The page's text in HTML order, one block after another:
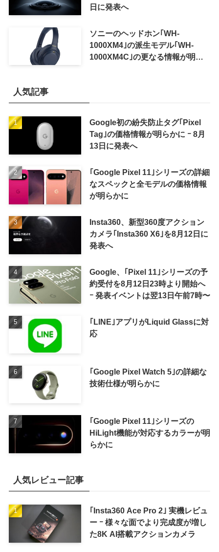
日に発表へ
ソニーのヘッドホン｢WH-
1000XM4｣の派生モデル｢WH-
1000XM4C｣の更なる情報が明ら
人気記事
Google初の紛失防止タグ｢Pixel
Tag｣の価格情報が明らかに ｰ 8月
13日に発表へ
｢Google Pixel 11｣シリーズの詳細
なスペックと全モデルの価格情報
が明らかに
Insta360、新型360度アクション
カメラ｢Insta360 X6｣を8月12日に
発表へ
Google、｢Pixel 11｣シリーズの予
約受付を8月12日23時より開始へ
ｰ 発表イベントは翌13日午前7時〜
｢LINE｣アプリがLiquid Glassに対
応
｢Google Pixel Watch 5｣の詳細な
技術仕様が明らかに
｢Google Pixel 11｣シリーズの
HiLight機能が対応するカラーが明
らかに
人気レビュー記事
｢Insta360 Ace Pro 2｣ 実機レビュ
ー ｰ 様々な面でより完成度が増し
た8K AI搭載アクションカメラ